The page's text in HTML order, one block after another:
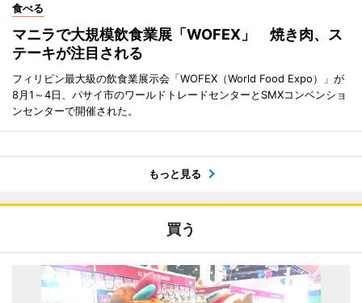
食べる
マニラで大規模飲食業展「WOFEX」 焼き肉、ス
テーキが注目される
フィリピン最大級の飲食業展示会「WOFEX（World Food Expo）」が
8月1～4日、パサイ市のワールドトレードセンターとSMXコンベンショ
ンセンターで開催された。
もっと見る
買う